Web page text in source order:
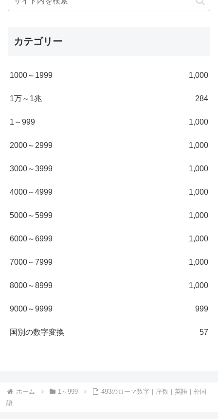
カテゴリー
1000～1999 1,000
1万～1兆 284
1～999 1,000
2000～2999 1,000
3000～3999 1,000
4000～4999 1,000
5000～5999 1,000
6000～6999 1,000
7000～7999 1,000
8000～8999 1,000
9000～9999 999
国別の数字変換 57
ホーム 1～999
493のローマ数字｜序数｜英語｜外国
語